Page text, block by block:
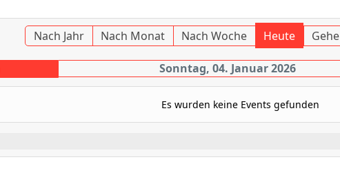
Nach Jahr Nach Monat Nach Woche Heute
Sonntag, 04. Januar 2026
Es wurden keine Events gefunden